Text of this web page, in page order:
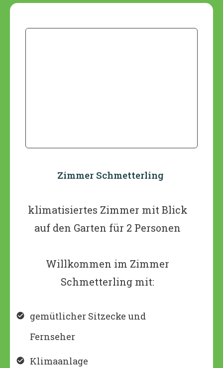
Zimmer Schmetterling
klimatisiertes Zimmer mit Blick
auf den Garten für 2 Personen
Willkommen im Zimmer
Schmetterling mit:
gemütlicher Sitzecke und
Fernseher
Klimaanlage